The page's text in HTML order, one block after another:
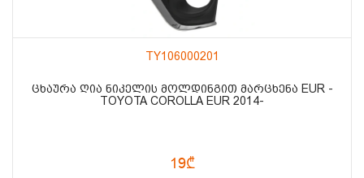
TY106000201
ᲪᲮᲐᲣᲠᲐ ᲦᲘᲐ ᲜᲘᲙᲔᲚᲘᲡ ᲛᲝᲚᲓᲘᲜᲒᲘᲗ ᲛᲐᲠᲪᲮᲔᲜᲐ EUR -
TOYOTA COROLLA EUR 2014-
19₾